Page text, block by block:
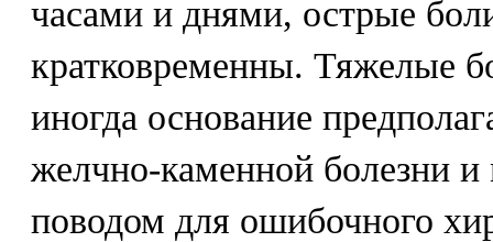
часами и днями, острые
кратковременны. Тяжелые
иногда основание
желчно-каменной болезни
поводом для ошибочного